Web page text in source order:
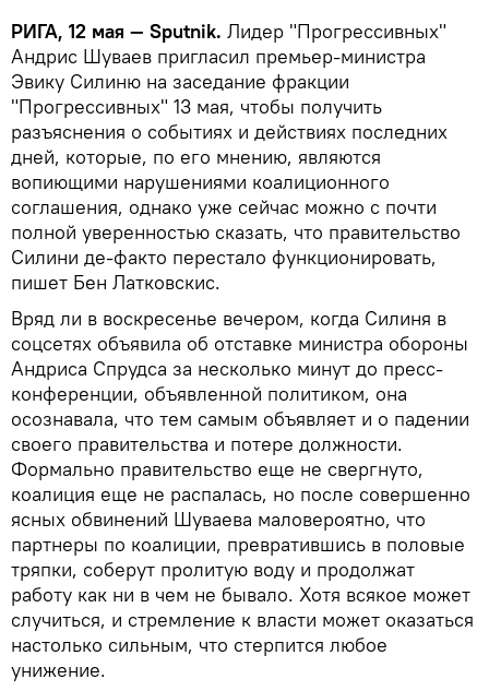
РИГА, 12 мая — Sputnik. Лидер "Прогрессивных"
Андрис Шуваев пригласил премьер-министра
Эвику Силиню на заседание фракции
"Прогрессивных" 13 мая, чтобы получить
разъяснения о событиях и действиях последних
дней, которые, по его мнению, являются
вопиющими нарушениями коалиционного
соглашения, однако уже сейчас можно с почти
полной уверенностью сказать, что правительство
Силини де-факто перестало функционировать,
пишет Бен Латковскис.
Вряд ли в воскресенье вечером, когда Силиня в
соцсетях объявила об отставке министра обороны
Андриса Спрудса за несколько минут до пресс-
конференции, объявленной политиком, она
осознавала, что тем самым объявляет и о падении
своего правительства и потере должности.
Формально правительство еще не свергнуто,
коалиция еще не распалась, но после совершенно
ясных обвинений Шуваева маловероятно, что
партнеры по коалиции, превратившись в половые
тряпки, соберут пролитую воду и продолжат
работу как ни в чем не бывало. Хотя всякое может
случиться, и стремление к власти может оказаться
настолько сильным, что стерпится любое
унижение.